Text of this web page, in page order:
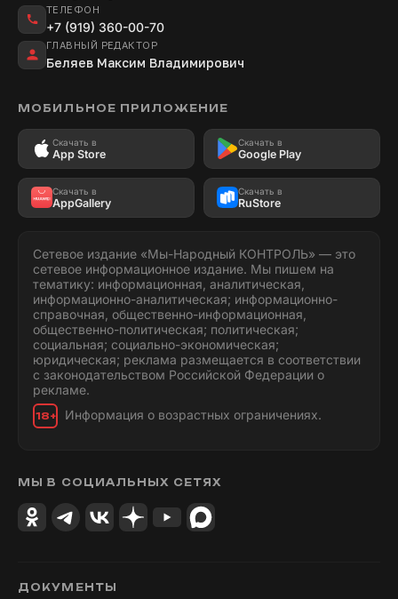
ТЕЛЕФОН
+7 (919) 360-00-70
ГЛАВНЫЙ РЕДАКТОР
Беляев Максим Владимирович
МОБИЛЬНОЕ ПРИЛОЖЕНИЕ
Скачать в
App Store
Скачать в
Google Play
Скачать в
AppGallery
Скачать в
RuStore
Сетевое издание «Мы-Народный КОНТРОЛЬ» — это
сетевое информационное издание. Мы пишем на
тематику: информационная, аналитическая,
информационно-аналитическая; информационно-
справочная, общественно-информационная,
общественно-политическая; политическая;
социальная; социально-экономическая;
юридическая; реклама размещается в соответствии
с законодательством Российской Федерации о
рекламе.
18+ Информация о возрастных ограничениях.
МЫ В СОЦИАЛЬНЫХ СЕТЯХ
ДОКУМЕНТЫ